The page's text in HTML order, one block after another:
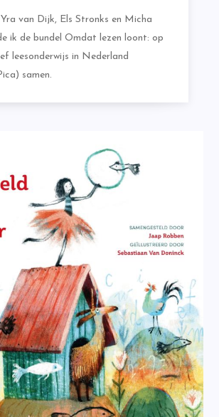
van Dijk, Els Stronks en Micha
ik de bundel Omdat lezen loont: op
leesonderwijs in Nederland
samen.